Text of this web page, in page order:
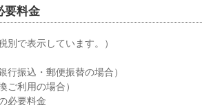
要料金
別で表示しています。）
行振込・郵便振替の場合）
ご利用の場合）
必要料金